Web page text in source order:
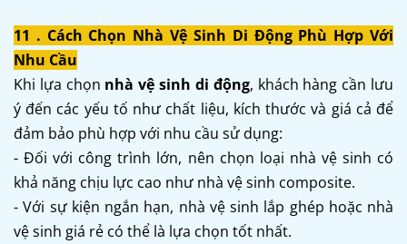
11 . Cách Chọn Nhà Vệ Sinh Di Động Phù Hợp Với
Nhu Cầu
Khi lựa chọn nhà vệ sinh di động, khách hàng cần lưu
ý đến các yếu tố như chất liệu, kích thước và giá cả để
đảm bảo phù hợp với nhu cầu sử dụng:
- Đối với công trình lớn, nên chọn loại nhà vệ sinh có
khả năng chịu lực cao như nhà vệ sinh composite.
- Với sự kiện ngắn hạn, nhà vệ sinh lắp ghép hoặc nhà
vệ sinh giá rẻ có thể là lựa chọn tốt nhất.